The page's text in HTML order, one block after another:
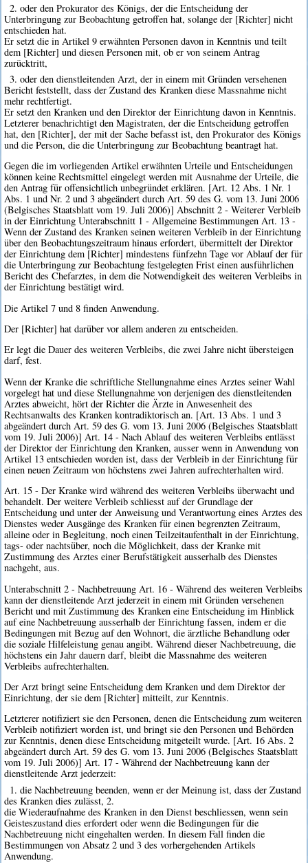
2. oder den Prokurator des Königs, der die Entscheidung der
Unterbringung zur Beobachtung getroffen hat, solange der [Richter] nicht
entschieden hat.
Er setzt die in Artikel 9 erwähnten Personen davon in Kenntnis und teilt
dem [Richter] und diesen Personen mit, ob er von seinem Antrag
zurücktritt,
3. oder den dienstleitenden Arzt, der in einem mit Gründen versehenen
Bericht feststellt, dass der Zustand des Kranken diese Massnahme nicht
mehr rechtfertigt.
Er setzt den Kranken und den Direktor der Einrichtung davon in Kenntnis.
Letzterer benachrichtigt den Magistraten, der die Entscheidung getroffen
hat, den [Richter], der mit der Sache befasst ist, den Prokurator des Königs
und die Person, die die Unterbringung zur Beobachtung beantragt hat.
Gegen die im vorliegenden Artikel erwähnten Urteile und Entscheidungen
können keine Rechtsmittel eingelegt werden mit Ausnahme der Urteile, die
den Antrag für offensichtlich unbegründet erklären. [Art. 12 Abs. 1 Nr. 1
Abs. 1 und Nr. 2 und 3 abgeändert durch Art. 59 des G. vom 13. Juni 2006
(Belgisches Staatsblatt vom 19. Juli 2006)] Abschnitt 2 - Weiterer Verbleib
in der Einrichtung Unterabschnitt 1 - Allgemeine Bestimmungen Art. 13 -
Wenn der Zustand des Kranken seinen weiteren Verbleib in der Einrichtung
über den Beobachtungszeitraum hinaus erfordert, übermittelt der Direktor
der Einrichtung dem [Richter] mindestens fünfzehn Tage vor Ablauf der für
die Unterbringung zur Beobachtung festgelegten Frist einen ausführlichen
Bericht des Chefarztes, in dem die Notwendigkeit des weiteren Verbleibs in
der Einrichtung bestätigt wird.
Die Artikel 7 und 8 finden Anwendung.
Der [Richter] hat darüber vor allem anderen zu entscheiden.
Er legt die Dauer des weiteren Verbleibs, die zwei Jahre nicht übersteigen
darf, fest.
Wenn der Kranke die schriftliche Stellungnahme eines Arztes seiner Wahl
vorgelegt hat und diese Stellungnahme von derjenigen des dienstleitenden
Arztes abweicht, hört der Richter die Ärzte in Anwesenheit des
Rechtsanwalts des Kranken kontradiktorisch an. [Art. 13 Abs. 1 und 3
abgeändert durch Art. 59 des G. vom 13. Juni 2006 (Belgisches Staatsblatt
vom 19. Juli 2006)] Art. 14 - Nach Ablauf des weiteren Verbleibs entlässt
der Direktor der Einrichtung den Kranken, ausser wenn in Anwendung von
Artikel 13 entschieden worden ist, dass der Verbleib in der Einrichtung für
einen neuen Zeitraum von höchstens zwei Jahren aufrechterhalten wird.
Art. 15 - Der Kranke wird während des weiteren Verbleibs überwacht und
behandelt. Der weitere Verbleib schliesst auf der Grundlage der
Entscheidung und unter der Anweisung und Verantwortung eines Arztes des
Dienstes weder Ausgänge des Kranken für einen begrenzten Zeitraum,
alleine oder in Begleitung, noch einen Teilzeitaufenthalt in der Einrichtung,
tags- oder nachtsüber, noch die Möglichkeit, dass der Kranke mit
Zustimmung des Arztes einer Berufstätigkeit ausserhalb des Dienstes
nachgeht, aus.
Unterabschnitt 2 - Nachbetreuung Art. 16 - Während des weiteren Verbleibs
kann der dienstleitende Arzt jederzeit in einem mit Gründen versehenen
Bericht und mit Zustimmung des Kranken eine Entscheidung im Hinblick
auf eine Nachbetreuung ausserhalb der Einrichtung fassen, indem er die
Bedingungen mit Bezug auf den Wohnort, die ärztliche Behandlung oder
die soziale Hilfeleistung genau angibt. Während dieser Nachbetreuung, die
höchstens ein Jahr dauern darf, bleibt die Massnahme des weiteren
Verbleibs aufrechterhalten.
Der Arzt bringt seine Entscheidung dem Kranken und dem Direktor der
Einrichtung, der sie dem [Richter] mitteilt, zur Kenntnis.
Letzterer notifiziert sie den Personen, denen die Entscheidung zum weiteren
Verbleib notifiziert worden ist, und bringt sie den Personen und Behörden
zur Kenntnis, denen diese Entscheidung mitgeteilt wurde. [Art. 16 Abs. 2
abgeändert durch Art. 59 des G. vom 13. Juni 2006 (Belgisches Staatsblatt
vom 19. Juli 2006)] Art. 17 - Während der Nachbetreuung kann der
dienstleitende Arzt jederzeit:
1. die Nachbetreuung beenden, wenn er der Meinung ist, dass der Zustand
des Kranken dies zulässt, 2.
die Wiederaufnahme des Kranken in den Dienst beschliessen, wenn sein
Geisteszustand dies erfordert oder wenn die Bedingungen für die
Nachbetreuung nicht eingehalten werden. In diesem Fall finden die
Bestimmungen von Absatz 2 und 3 des vorhergehenden Artikels
Anwendung.